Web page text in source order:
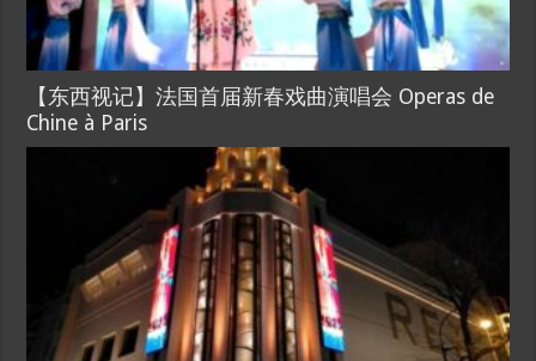
【东西视记】法国首届新春戏曲演唱会 Operas de
Chine à Paris